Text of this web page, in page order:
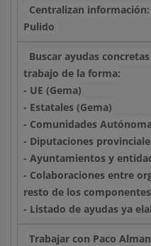
Centralizan información:
Pulido
Buscar ayudas
trabajo de la forma:
- UE (Gema)
- Estatales (Gema)
- Comunidades
- Diputaciones
- Ayuntamientos y
- Colaboraciones entre
resto de los
- Listado de ayudas ya
Trabajar con Paco